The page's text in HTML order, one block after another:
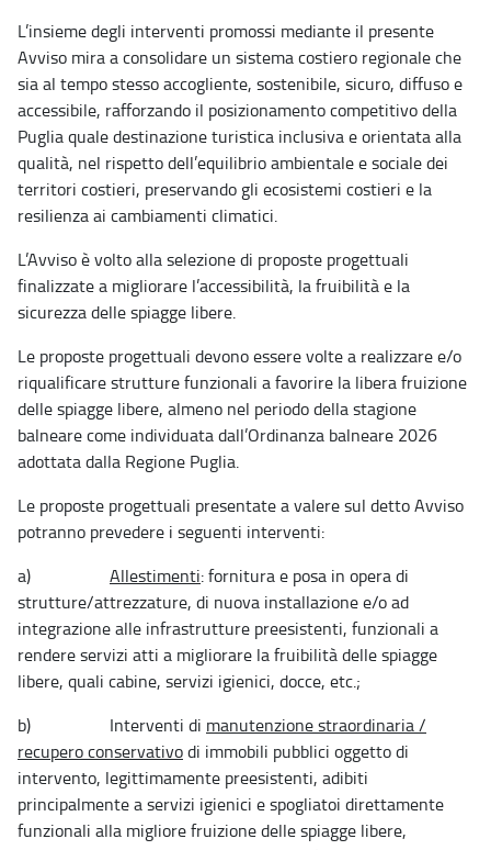
L’insieme degli interventi promossi mediante il presente
Avviso mira a consolidare un sistema costiero regionale che
sia al tempo stesso accogliente, sostenibile, sicuro, diffuso e
accessibile, rafforzando il posizionamento competitivo della
Puglia quale destinazione turistica inclusiva e orientata alla
qualità, nel rispetto dell’equilibrio ambientale e sociale dei
territori costieri, preservando gli ecosistemi costieri e la
resilienza ai cambiamenti climatici.
L’Avviso è volto alla selezione di proposte progettuali
finalizzate a migliorare l’accessibilità, la fruibilità e la
sicurezza delle spiagge libere.
Le proposte progettuali devono essere volte a realizzare e/o
riqualificare strutture funzionali a favorire la libera fruizione
delle spiagge libere, almeno nel periodo della stagione
balneare come individuata dall’Ordinanza balneare 2026
adottata dalla Regione Puglia.
Le proposte progettuali presentate a valere sul detto Avviso
potranno prevedere i seguenti interventi:
a) Allestimenti: fornitura e posa in opera di
strutture/attrezzature, di nuova installazione e/o ad
integrazione alle infrastrutture preesistenti, funzionali a
rendere servizi atti a migliorare la fruibilità delle spiagge
libere, quali cabine, servizi igienici, docce, etc.;
b) Interventi di manutenzione straordinaria /
recupero conservativodi immobili pubblici oggetto di
intervento, legittimamente preesistenti, adibiti
principalmente a servizi igienici e spogliatoi direttamente
funzionali alla migliore fruizione delle spiagge libere,